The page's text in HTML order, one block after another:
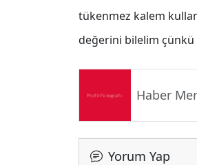
tükenmez kalem
değerini bilelim
Haber
Yorum Yap